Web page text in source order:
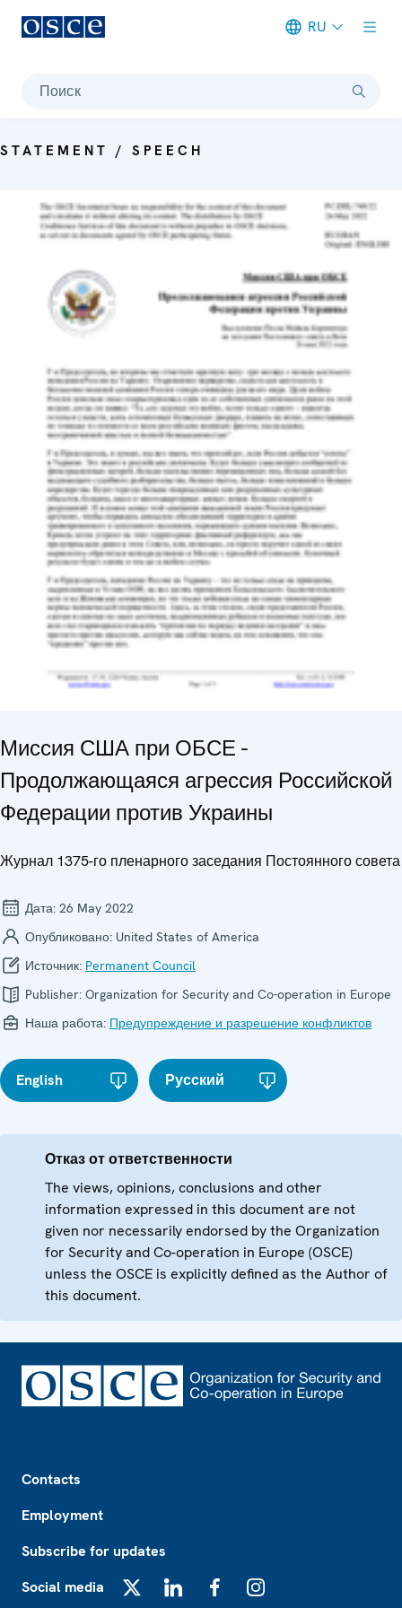
RU
Поиск
STATEMENT / SPEECH
Миссия США при ОБСЕ -
Продолжающаяся агрессия Российской
Федерации против Украины
Журнал 1375-го пленарного заседания Постоянного совета
Дата: 26 May 2022
Опубликовано: United States of America
Источник: Permanent Council
Publisher: Organization for Security and Co-operation in Europe
Наша работа: Предупреждение и разрешение конфликтов
English Русский
Отказ от ответственности
The views, opinions, conclusions and other
information expressed in this document are not
given nor necessarily endorsed by the Organization
for Security and Co-operation in Europe (OSCE)
unless the OSCE is explicitly defined as the Author of
this document.
Contacts
Employment
Subscribe for updates
Social media